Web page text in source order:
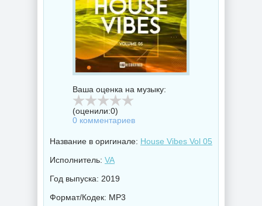
Ваша оценка на музыку:
(оценили:0)
0 комментариев
Название в оригинале: House Vibes Vol 05
Исполнитель: VA
Год выпуска: 2019
Формат/Кодек: MP3